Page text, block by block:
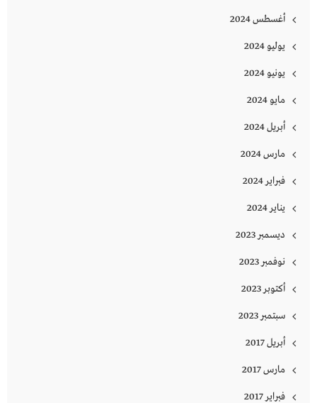
أغسطس 2024
يوليو 2024
يونيو 2024
مايو 2024
أبريل 2024
مارس 2024
فبراير 2024
يناير 2024
ديسمبر 2023
نوفمبر 2023
أكتوبر 2023
سبتمبر 2023
أبريل 2017
مارس 2017
فبراير 2017